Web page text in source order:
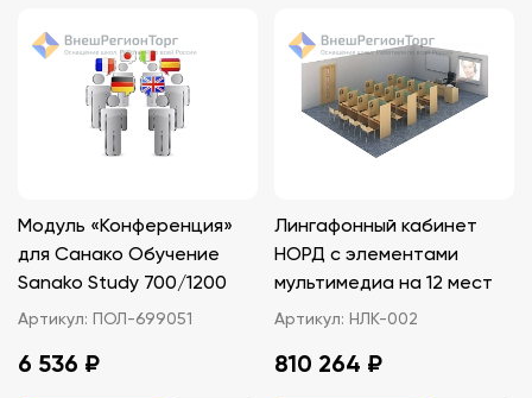
Модуль «Конференция»
для Санако Обучение
Sanako Study 700/1200
Артикул: ПОЛ-699051
6 536 ₽
Лингафонный кабинет
НОРД с элементами
мультимедиа на 12 мест
Артикул: НЛК-002
810 264 ₽